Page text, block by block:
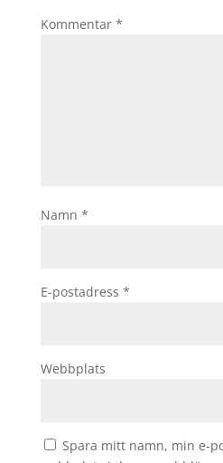
Kommentar *
Namn *
E-postadress *
Webbplats
Spara mitt namn, min e-